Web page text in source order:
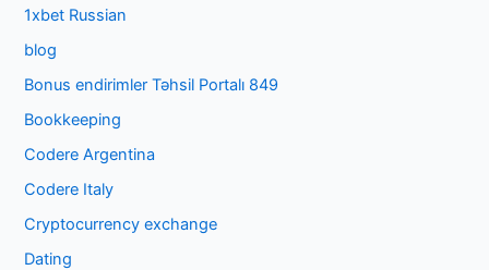
1xbet Russian
blog
Bonus endirimler Təhsil Portalı 849
Bookkeeping
Codere Argentina
Codere Italy
Cryptocurrency exchange
Dating